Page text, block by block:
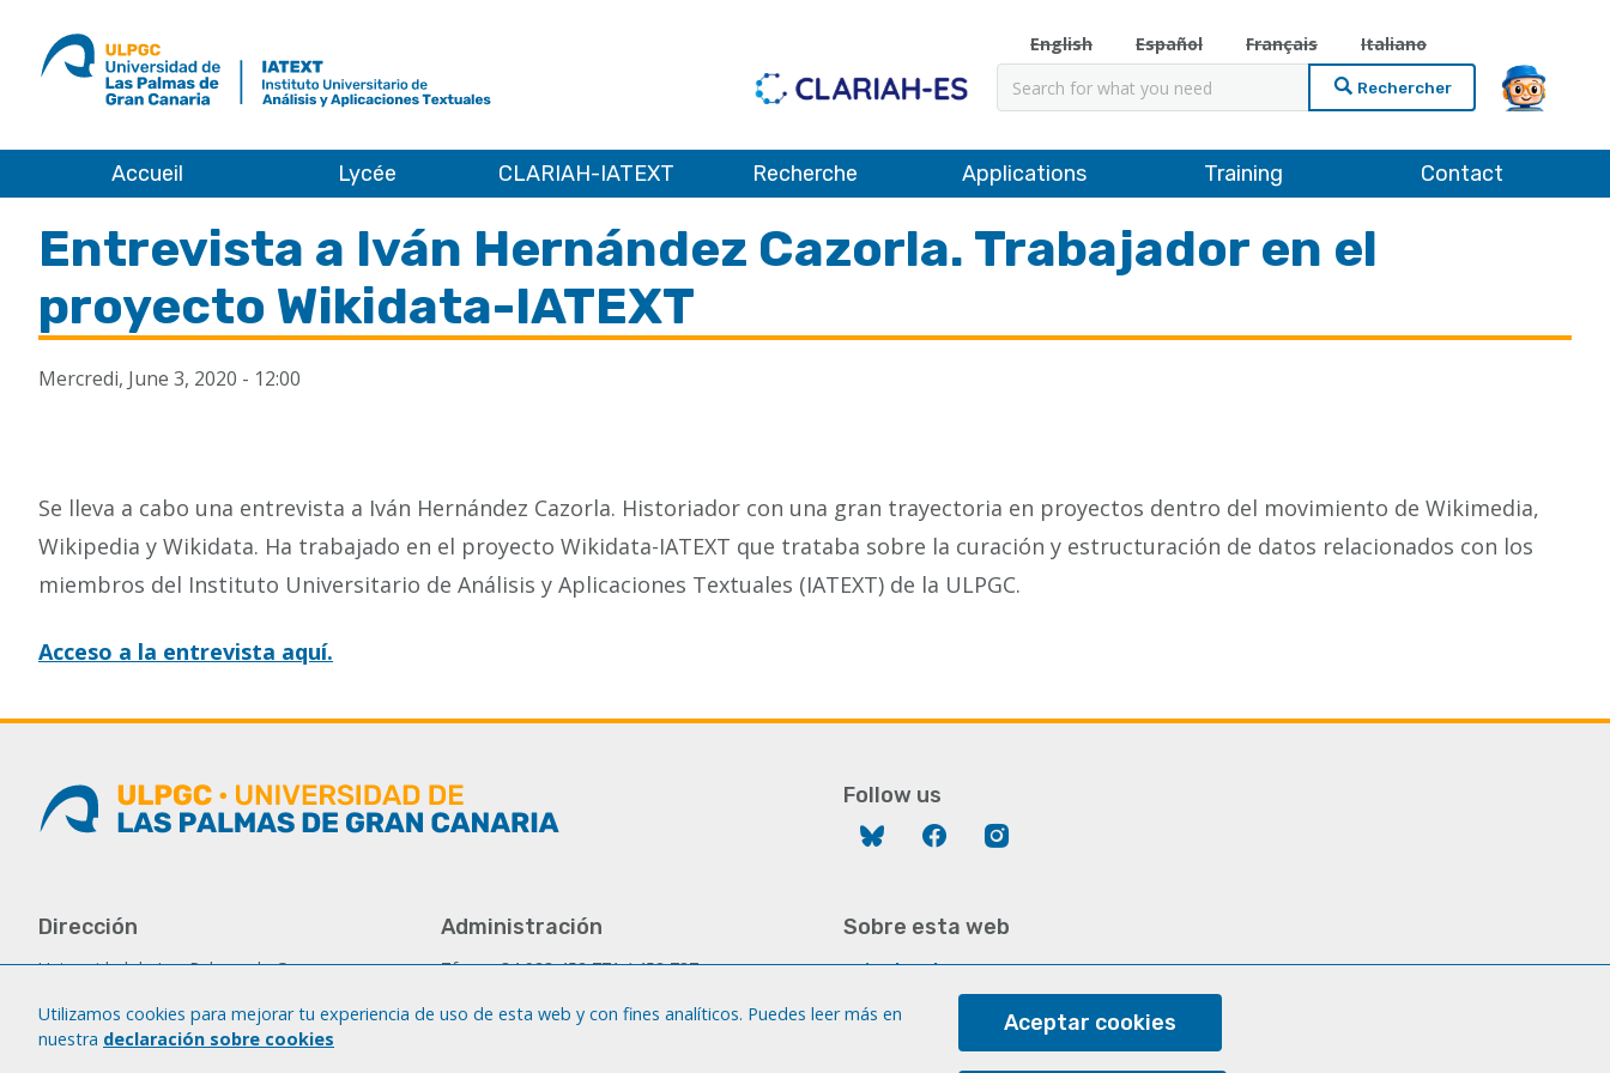
ULPGC
al
inicio
IATEXT
English Español Français
Italiano
Rechercher
Accueil Lycée CLARIAH-IATEXT Recherche Applications Training Contact
Entrevista a Iván Hernández Cazorla. Trabajador en el
proyecto Wikidata-IATEXT
Mercredi, June 3, 2020 - 12:00
Se lleva a cabo una entrevista a Iván Hernández Cazorla. Historiador con una gran trayectoria en proyectos dentro del movimiento de Wikimedia,
Wikipedia y Wikidata. Ha trabajado en el proyecto Wikidata-IATEXT que trataba sobre la curación y estructuración de datos relacionados con los
miembros del Instituto Universitario de Análisis y Aplicaciones Textuales (IATEXT) de la ULPGC.
Acceso a la entrevista aquí.
Follow us
Bluesky Facebook
Dirección
Universidad de Las Palmas de Gran
Campus del Obelisco
Aulario del Obelisco, módulo A
Administración
Tfno.: +34 928 452 771 / 452 787
iatext@ulpgc.es
Sobre esta web
Aviso legal
Cookies
Utilizamos cookies para mejorar tu experiencia de uso de esta web y con fines analíticos. Puedes leer más en
nuestra declaración sobre cookies
Aceptar cookies